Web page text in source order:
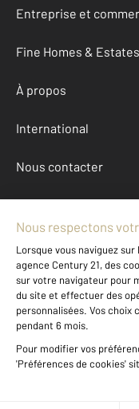
Entreprise et
Fine Homes & Estates
À propos
International
Nous contacter
Mentions
Location